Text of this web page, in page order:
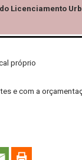
Licenciamento
próprio
e com a